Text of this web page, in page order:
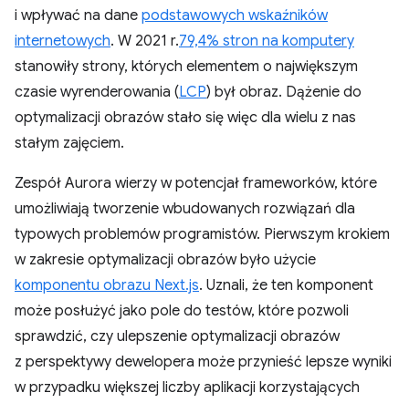
i wpływać na dane podstawowych wskaźników
internetowych. W 2021 r.79,4% stron na komputery
stanowiły strony, których elementem o największym
czasie wyrenderowania (LCP) był obraz. Dążenie do
optymalizacji obrazów stało się więc dla wielu z nas
stałym zajęciem.
Zespół Aurora wierzy w potencjał frameworków, które
umożliwiają tworzenie wbudowanych rozwiązań dla
typowych problemów programistów. Pierwszym krokiem
w zakresie optymalizacji obrazów było użycie
komponentu obrazu Next.js. Uznali, że ten komponent
może posłużyć jako pole do testów, które pozwoli
sprawdzić, czy ulepszenie optymalizacji obrazów
z perspektywy dewelopera może przynieść lepsze wyniki
w przypadku większej liczby aplikacji korzystających